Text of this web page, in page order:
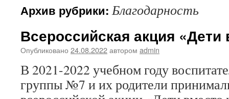
Архив рубрики:Благодарность
Всероссийская акция «Дети
Опубликовано 24.08.2022автором admin
В 2021-2022 учебном году
группы №7 и их родители